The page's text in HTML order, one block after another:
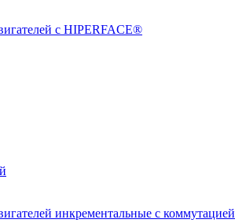
с HIPERFACE®
инкрементальные с коммутацией